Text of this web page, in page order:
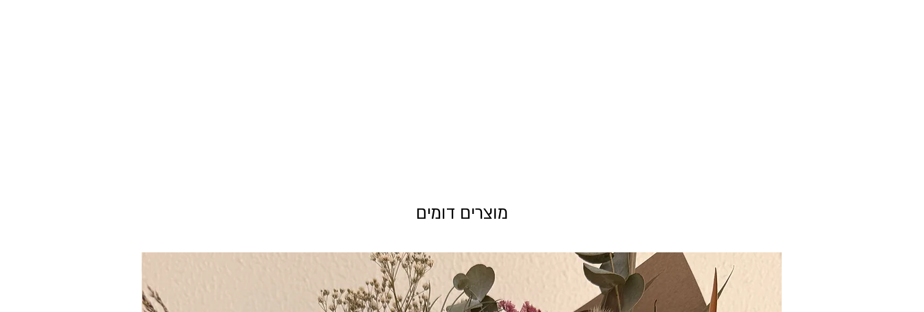
מוצרים דומים